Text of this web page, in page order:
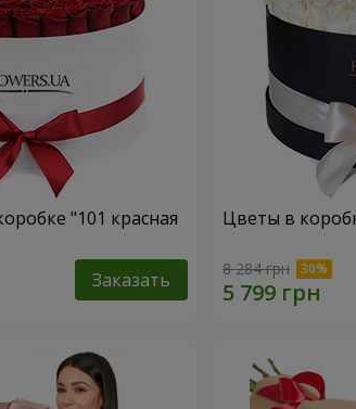
"101 красная
Заказать
Цветы в
8 284 грн